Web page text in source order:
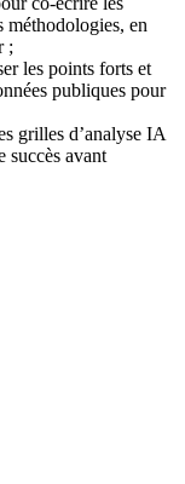
méthodologies, en
;
les points forts et
publiques pour
grilles d’analyse IA
succès avant